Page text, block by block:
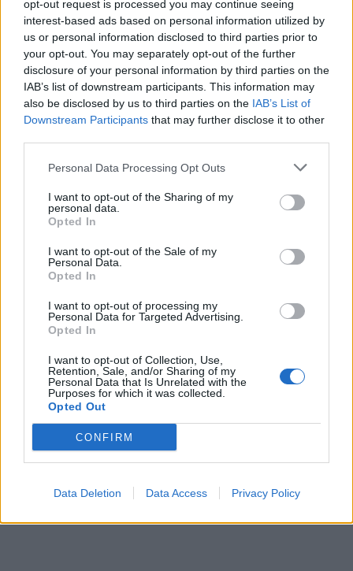
opt-out request is processed you may continue seeing
interest-based ads based on personal information utilized by
us or personal information disclosed to third parties prior to
your opt-out. You may separately opt-out of the further
disclosure of your personal information by third parties on the
IAB’s list of downstream participants. This information may
also be disclosed by us to third parties on the IAB’s List of
Downstream Participants that may further disclose it to other
Personal Data Processing Opt Outs
I want to opt-out of the Sharing of my
personal data.
Opted In
I want to opt-out of the Sale of my
Personal Data.
Opted In
I want to opt-out of processing my
Personal Data for Targeted Advertising.
Opted In
I want to opt-out of Collection, Use,
Retention, Sale, and/or Sharing of my
Personal Data that Is Unrelated with the
Purposes for which it was collected.
Opted Out
CONFIRM
Data Deletion Data Access Privacy Policy